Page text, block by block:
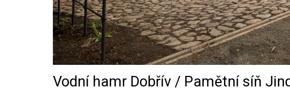
Vodní hamr Dobřív / Pamětní síň